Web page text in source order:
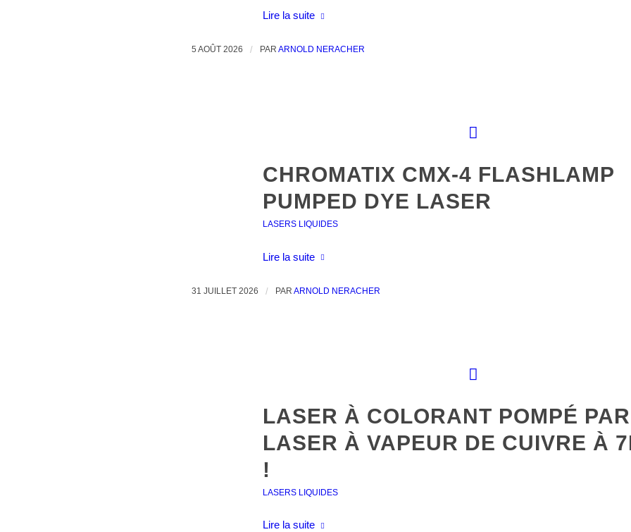
Lire la suite
5 AOÛT 2026 / PAR ARNOLD NERACHER
CHROMATIX CMX-4 FLASHLAMP
PUMPED DYE LASER
LASERS LIQUIDES
Lire la suite
31 JUILLET 2026 / PAR ARNOLD NERACHER
LASER À COLORANT POMPÉ
LASER À VAPEUR DE CUIVRE À
!
LASERS LIQUIDES
Lire la suite